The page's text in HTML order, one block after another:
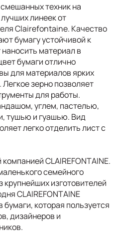
техник на
линеек от
Clairefontaine. Качество
бумагу устойчивой к
материал в
бумаги отлично
для материалов ярких
зерно позволяет
для работы.
углем, пастелью,
тушью и гуашью. Вид
легко отделить лист с
CLAIREFONTAINE.
семейного
крупнейших изготовителей
CLAIREFONTAINE
которая пользуется
дизайнеров и